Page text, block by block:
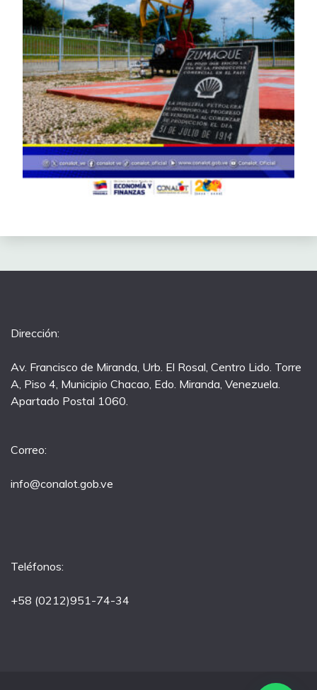
Dirección:
Av. Francisco de Miranda, Urb. El Rosal, Centro Lido. Torre
A, Piso 4, Municipio Chacao, Edo. Miranda, Venezuela.
Apartado Postal 1060.
Correo:
info@conalot.gob.ve
Teléfonos:
+58 (0212)951-74-34